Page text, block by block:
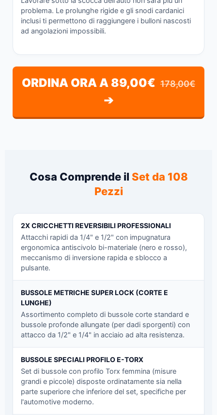
problema. Le prolunghe rigide e gli snodi cardanici
inclusi ti permettono di raggiungere i bulloni nascosti
ad angolazioni impossibili.
ORDINA ORA A 89,00€ 178,00€
➔
Cosa Comprende il Set da 108
Pezzi
2X CRICCHETTI REVERSIBILI PROFESSIONALI
Attacchi rapidi da 1/4" e 1/2" con impugnatura
ergonomica antiscivolo bi-materiale (nero e rosso),
meccanismo di inversione rapida e sblocco a
pulsante.
BUSSOLE METRICHE SUPER LOCK (CORTE E
LUNGHE)
Assortimento completo di bussole corte standard e
bussole profonde allungate (per dadi sporgenti) con
attacco da 1/2" e 1/4" in acciaio ad alta resistenza.
BUSSOLE SPECIALI PROFILO E-TORX
Set di bussole con profilo Torx femmina (misure
grandi e piccole) disposte ordinatamente sia nella
parte superiore che inferiore del set, specifiche per
l'automotive moderno.